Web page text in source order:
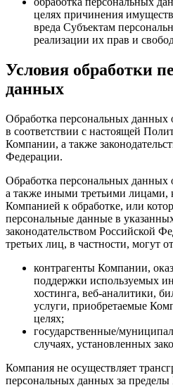
целях причинения
вреда Субъектам
реализации их прав и
Условия обработки
данных
Обработка персональных данных
в соответствии с настоящей
Компании, а также
Федерации.
Обработка персональных данных
а также иными третьими лицами,
Компанией к обработке, или
персональные данные в
законодательством Российской
третьих лиц, в частности, могут
контрагенты Компании,
поддержки используемых
хостинга, веб-аналитики,
услуги, приобретаемые
целях;
государственные/
случаях, установленных
Компания не осуществляет
персональных данных за